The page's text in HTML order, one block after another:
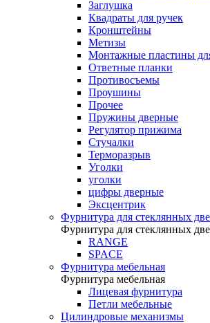
Заглушка
Квадраты для ручек
Кронштейны
Метизы
Монтажные пластины
Ответные планки
Противосъемы
Проушины
Прочее
Пружины дверные
Регулятор прижима
Стучалки
Терморазрыв
Уголки
уголки
цифры дверные
Эксцентрик
Фурнитура для стеклянных
Фурнитура для стеклянных
RANGE
SPACE
Фурнитура мебельная
Фурнитура мебельная
Лицевая фурнитура
Петли мебельные
Цилиндровые механизмы